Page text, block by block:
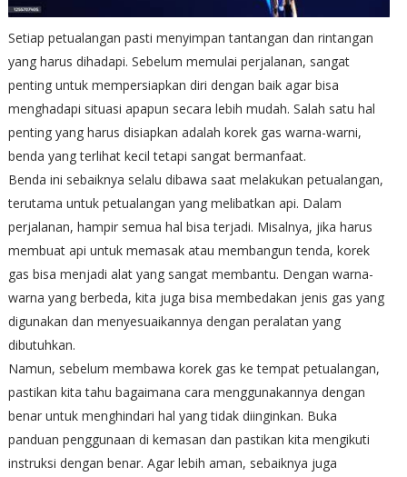
Setiap petualangan pasti menyimpan tantangan dan rintangan
yang harus dihadapi. Sebelum memulai perjalanan, sangat
penting untuk mempersiapkan diri dengan baik agar bisa
menghadapi situasi apapun secara lebih mudah. Salah satu hal
penting yang harus disiapkan adalah korek gas warna-warni,
benda yang terlihat kecil tetapi sangat bermanfaat.
Benda ini sebaiknya selalu dibawa saat melakukan petualangan,
terutama untuk petualangan yang melibatkan api. Dalam
perjalanan, hampir semua hal bisa terjadi. Misalnya, jika harus
membuat api untuk memasak atau membangun tenda, korek
gas bisa menjadi alat yang sangat membantu. Dengan warna-
warna yang berbeda, kita juga bisa membedakan jenis gas yang
digunakan dan menyesuaikannya dengan peralatan yang
dibutuhkan.
Namun, sebelum membawa korek gas ke tempat petualangan,
pastikan kita tahu bagaimana cara menggunakannya dengan
benar untuk menghindari hal yang tidak diinginkan. Buka
panduan penggunaan di kemasan dan pastikan kita mengikuti
instruksi dengan benar. Agar lebih aman, sebaiknya juga